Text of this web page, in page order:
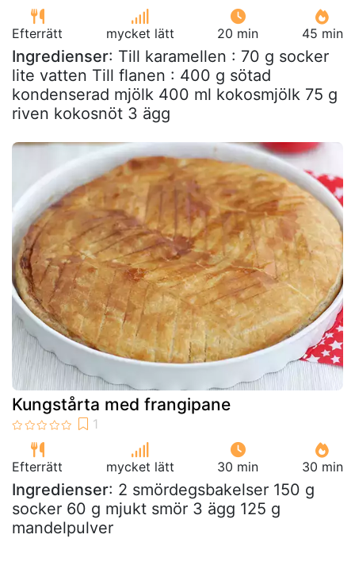
Efterrätt mycket lätt 20 min 45 min
Ingredienser: Till karamellen : 70 g socker
lite vatten Till flanen : 400 g sötad
kondenserad mjölk 400 ml kokosmjölk 75 g
riven kokosnöt 3 ägg
Kungstårta med frangipane
Efterrätt mycket lätt 30 min 30 min
Ingredienser: 2 smördegsbakelser 150 g
socker 60 g mjukt smör 3 ägg 125 g
mandelpulver